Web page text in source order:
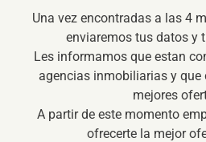
Una vez encontradas a las 4
enviaremos tus datos y
Les informamos que estan
agencias inmobiliarias y que
mejores
A partir de este momento
ofrecerte la mejor